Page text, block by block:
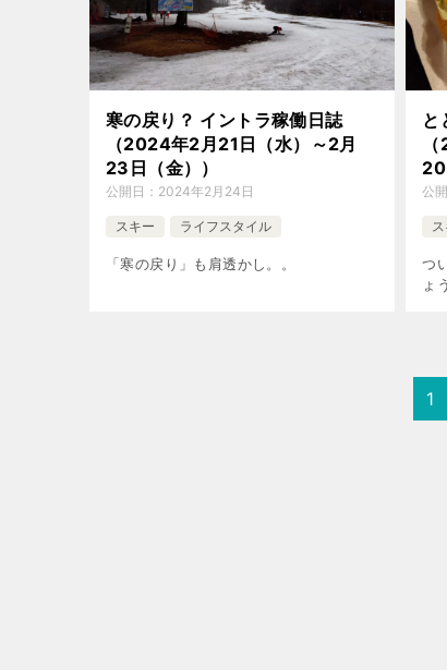
寒の戻り？ イントラ稼働日誌
（2024年2月21日（水）～2月
23日（金））
公開日： 2024年2月24日
スキー ライフスタイル
「寒の戻り」も肩透かし。。
と
20
公
つ
ょ
1